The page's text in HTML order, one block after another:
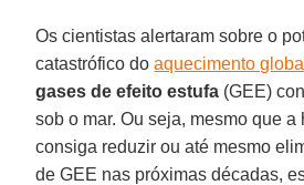
Os cientistas alertaram sobre o
catastrófico doaquecimento global
gases de efeito estufa (GEE)
sob o mar. Ou seja, mesmo que a
consiga reduzir ou até mesmo
de GEE nas próximas décadas,